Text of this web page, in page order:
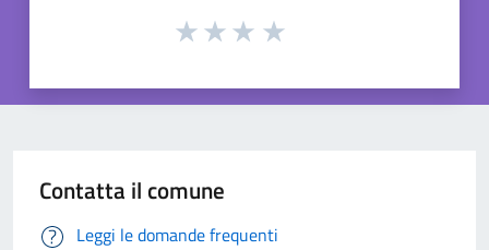
Contatta il comune
Leggi le domande frequenti